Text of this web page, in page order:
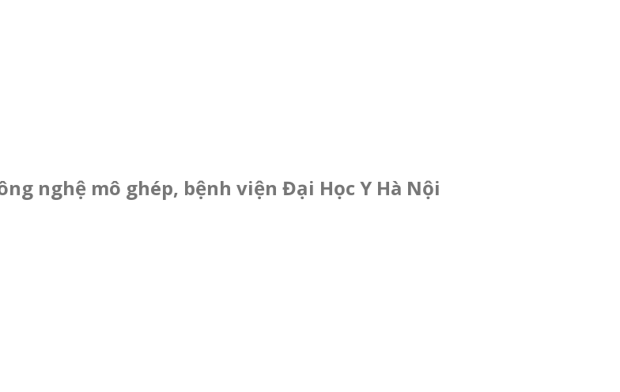
nghệ mô ghép, bệnh viện Đại Học Y Hà Nội